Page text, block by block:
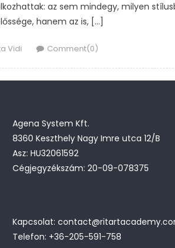
az sem mindegy, milyen
hanem az is, […]
Vidi Comment(0)
Agena System Kft.
8360 Keszthely Nagy Imre utca 12/B
Asz: HU32061592
Cégjegyzékszám: 20-09-078375
Kapcsolat:
Telefon: +36-205-591-758